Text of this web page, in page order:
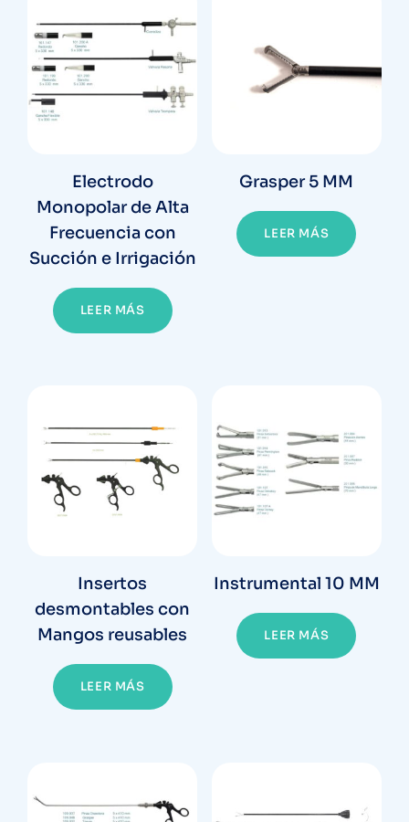
Electrodo
Monopolar de Alta
Frecuencia con
Succión e Irrigación
LEER MÁS
Grasper 5 MM
LEER MÁS
Insertos
desmontables con
Mangos reusables
LEER MÁS
Instrumental 10 MM
LEER MÁS